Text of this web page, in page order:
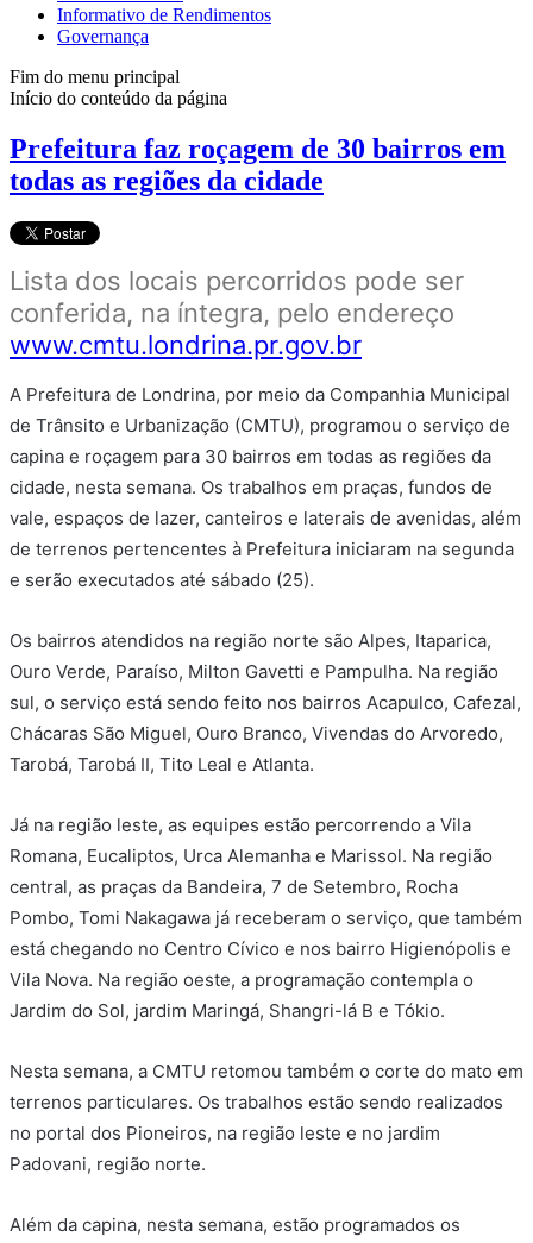
Informativo de Rendimentos
Governança
Fim do menu principal
Início do conteúdo da página
Prefeitura faz roçagem de 30 bairros em
todas as regiões da cidade
Lista dos locais percorridos pode ser
conferida, na íntegra, pelo endereço
www.cmtu.londrina.pr.gov.br
A Prefeitura de Londrina, por meio da Companhia Municipal
de Trânsito e Urbanização (CMTU), programou o serviço de
capina e roçagem para 30 bairros em todas as regiões da
cidade, nesta semana. Os trabalhos em praças, fundos de
vale, espaços de lazer, canteiros e laterais de avenidas, além
de terrenos pertencentes à Prefeitura iniciaram na segunda
e serão executados até sábado (25).
Os bairros atendidos na região norte são Alpes, Itaparica,
Ouro Verde, Paraíso, Milton Gavetti e Pampulha. Na região
sul, o serviço está sendo feito nos bairros Acapulco, Cafezal,
Chácaras São Miguel, Ouro Branco, Vivendas do Arvoredo,
Tarobá, Tarobá II, Tito Leal e Atlanta.
Já na região leste, as equipes estão percorrendo a Vila
Romana, Eucaliptos, Urca Alemanha e Marissol. Na região
central, as praças da Bandeira, 7 de Setembro, Rocha
Pombo, Tomi Nakagawa já receberam o serviço, que também
está chegando no Centro Cívico e nos bairro Higienópolis e
Vila Nova. Na região oeste, a programação contempla o
Jardim do Sol, jardim Maringá, Shangri-lá B e Tókio.
Nesta semana, a CMTU retomou também o corte do mato em
terrenos particulares. Os trabalhos estão sendo realizados
no portal dos Pioneiros, na região leste e no jardim
Padovani, região norte.
Além da capina, nesta semana, estão programados os